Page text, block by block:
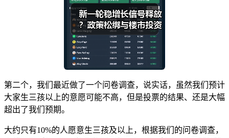
第二个，我们最近做了一个问卷调查，说实话，虽然我们预计
大家生三孩以上的意愿可能不高，但是投票的结果、还是大幅
超出了我们预期。
大约只有10%的人愿意生三孩及以上，根据我们的问卷调查，